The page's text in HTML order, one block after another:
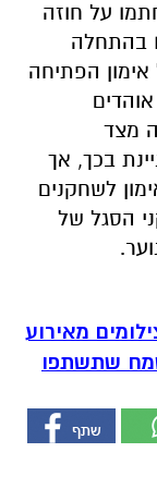
על חוזה
בהתחלה
הפתיחה
מצד
בכך, אך
לשחקנים
הסגל של
מאירוע
שתשתפו